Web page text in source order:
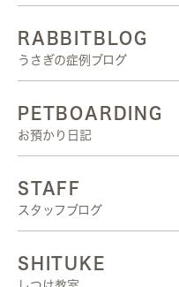
RABBITBLOG
うさぎの症例ブログ
PETBOARDING
お預かり日記
STAFF
スタッフブログ
SHITUKE